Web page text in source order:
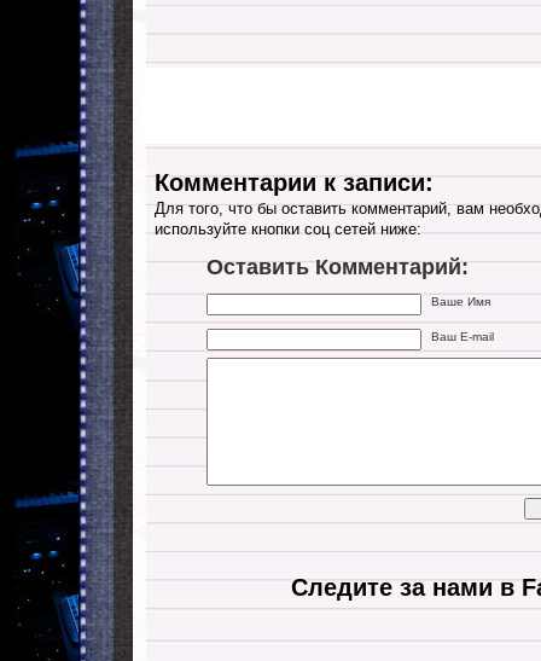
Комментарии к записи:
Для того, что бы оставить комментарий, вам
используйте кнопки соц сетей ниже:
Оставить Комментарий:
Ваше Имя
Ваш E-mail
Следите за нами в